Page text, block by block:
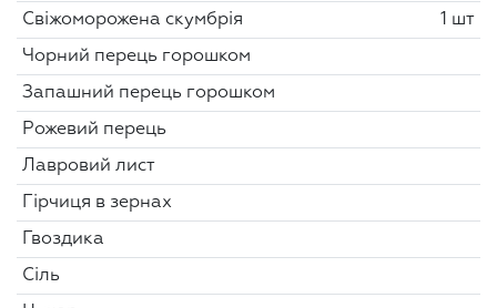
Свіжоморожена скумбрія 1 шт
Чорний перець горошком
Запашний перець горошком
Рожевий перець
Лавровий лист
Гірчиця в зернах
Гвоздика
Сіль